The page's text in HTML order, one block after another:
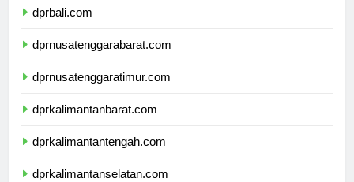
dprbali.com
dprnusatenggarabarat.com
dprnusatenggaratimur.com
dprkalimantanbarat.com
dprkalimantantengah.com
dprkalimantanselatan.com